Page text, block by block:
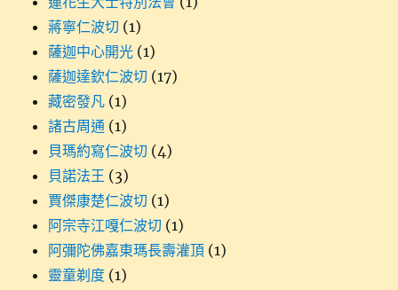
蔣寧仁波切 (1)
薩迦中心開光 (1)
薩迦達欽仁波切 (17)
藏密發凡 (1)
諸古周通 (1)
貝瑪約寫仁波切 (4)
貝諾法王 (3)
賈傑康楚仁波切 (1)
阿宗寺江嘎仁波切 (1)
阿彌陀佛嘉東瑪長壽灌頂 (1)
靈童剃度 (1)